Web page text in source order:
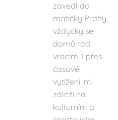
zavedl do
matičky Prahy,
vždycky se
domů rád
vracím. I přes
časové
vytížení, mi
záleží na
kulturním a